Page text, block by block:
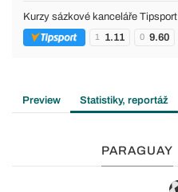
Kurzy sázkové kanceláře Tipsport
1 1.11 0 9.60
Preview Statistiky, reportáž
PARAGUAY